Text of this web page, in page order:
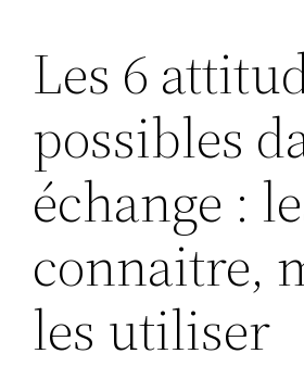
Les 6
possibles
échange :
connaitre,
les utiliser